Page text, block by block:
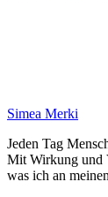
Simea Merki
Jeden Tag
Mit Wirkung und
was ich an